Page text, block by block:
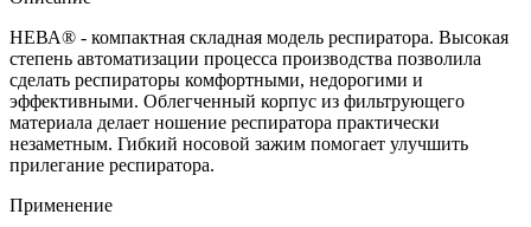
НЕВА® - компактная складная модель респиратора. Высокая
степень автоматизации процесса производства позволила
сделать респираторы комфортными, недорогими и
эффективными. Облегченный корпус из фильтрующего
материала делает ношение респиратора практически
незаметным. Гибкий носовой зажим помогает улучшить
прилегание респиратора.
Применение